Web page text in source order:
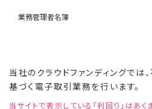
業務管理者名簿
当社のクラウドファンディングで
基づく電子取引業務を行います。
当サイトで表示している「利回り」はあく